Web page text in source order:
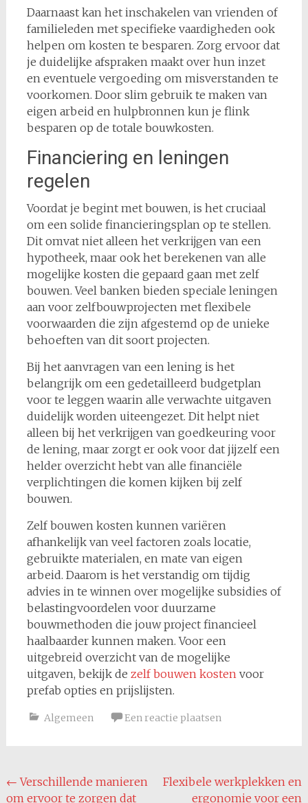
Daarnaast kan het inschakelen van vrienden of
familieleden met specifieke vaardigheden ook
helpen om kosten te besparen. Zorg ervoor dat
je duidelijke afspraken maakt over hun inzet
en eventuele vergoeding om misverstanden te
voorkomen. Door slim gebruik te maken van
eigen arbeid en hulpbronnen kun je flink
besparen op de totale bouwkosten.
Financiering en leningen
regelen
Voordat je begint met bouwen, is het cruciaal
om een solide financieringsplan op te stellen.
Dit omvat niet alleen het verkrijgen van een
hypotheek, maar ook het berekenen van alle
mogelijke kosten die gepaard gaan met zelf
bouwen. Veel banken bieden speciale leningen
aan voor zelfbouwprojecten met flexibele
voorwaarden die zijn afgestemd op de unieke
behoeften van dit soort projecten.
Bij het aanvragen van een lening is het
belangrijk om een gedetailleerd budgetplan
voor te leggen waarin alle verwachte uitgaven
duidelijk worden uiteengezet. Dit helpt niet
alleen bij het verkrijgen van goedkeuring voor
de lening, maar zorgt er ook voor dat jijzelf een
helder overzicht hebt van alle financiële
verplichtingen die komen kijken bij zelf
bouwen.
Zelf bouwen kosten kunnen variëren
afhankelijk van veel factoren zoals locatie,
gebruikte materialen, en mate van eigen
arbeid. Daarom is het verstandig om tijdig
advies in te winnen over mogelijke subsidies of
belastingvoordelen voor duurzame
bouwmethoden die jouw project financieel
haalbaarder kunnen maken. Voor een
uitgebreid overzicht van de mogelijke
uitgaven, bekijk de zelf bouwen kostenvoor
prefab opties en prijslijsten.
Algemeen Een reactie plaatsen
Bericht
← Verschillende manieren
om ervoor te zorgen dat
Flexibele werkplekken en
ergonomie voor een